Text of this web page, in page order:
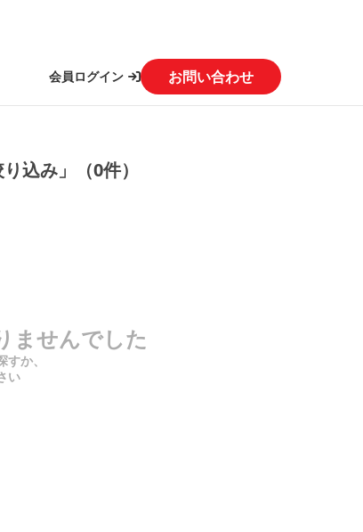
会員ログイン お問い合わせ
込み」（0件）
ませんでした
か、
い